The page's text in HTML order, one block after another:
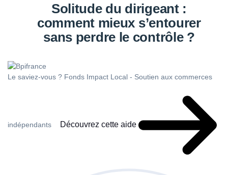
Solitude du dirigeant :
comment mieux s’entourer
sans perdre le contrôle ?
Le saviez-vous ? Fonds Impact Local - Soutien aux commerces
indépendants Découvrez cette aide